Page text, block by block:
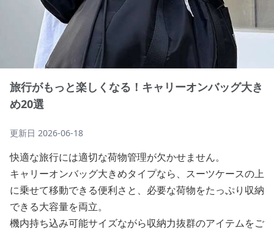
旅行がもっと楽しくなる！キャリーオンバッグ大き
め20選
更新日 2026-06-18
快適な旅行には適切な荷物管理が欠かせません。
キャリーオンバッグ大きめタイプなら、スーツケースの上
に乗せて移動できる便利さと、必要な荷物をたっぷり収納
できる大容量を両立。
機内持ち込み可能サイズながら収納力抜群のアイテムをご